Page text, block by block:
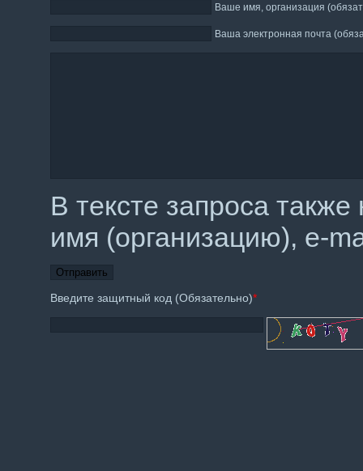
Ваше имя, организация
Ваша электронная почта
В тексте запроса
имя (организацию), e-
Введите защитный код (Обязательно)*